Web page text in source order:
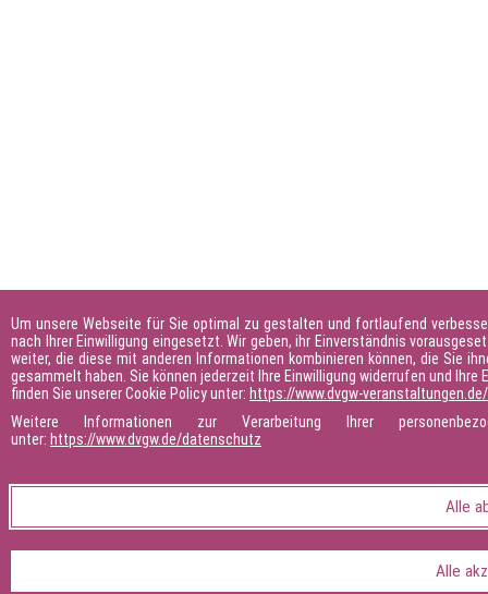
Um unsere Webseite für Sie optimal zu gestalten und fortlaufend
nach Ihrer Einwilligung eingesetzt. Wir geben, ihr Einverständnis
weiter, die diese mit anderen Informationen kombinieren können, die Sie
gesammelt haben. Sie können jederzeit Ihre Einwilligung widerrufen und
finden Sie unserer Cookie Policy unter: https://www.dvgw-
Weitere Informationen zur Verarbeitung Ihrer
unter: https://www.dvgw.de/datenschutz
Alle
Alle